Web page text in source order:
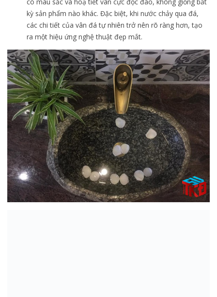
kỳ sản phẩm nào khác. Đặc biệt, khi nước chảy qua đá,
các chi tiết của vân đá tự nhiên trở nên rõ ràng hơn, tạo
ra một hiệu ứng nghệ thuật đẹp mắt.